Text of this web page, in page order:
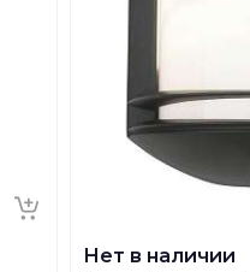
Нет в наличии